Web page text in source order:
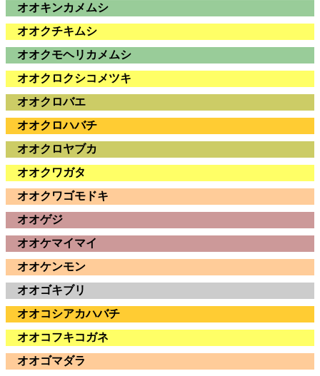
オオキンカメムシ
オオクチキムシ
オオクモヘリカメムシ
オオクロクシコメツキ
オオクロバエ
オオクロハバチ
オオクロヤブカ
オオクワガタ
オオクワゴモドキ
オオゲジ
オオケマイマイ
オオケンモン
オオゴキブリ
オオコシアカハバチ
オオコフキコガネ
オオゴマダラ